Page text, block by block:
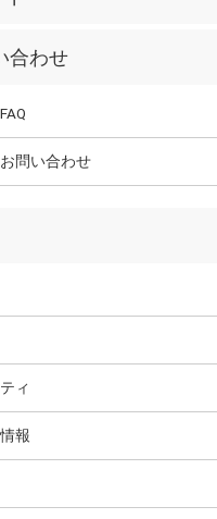
合わせ
問い合わせ
ィ
報